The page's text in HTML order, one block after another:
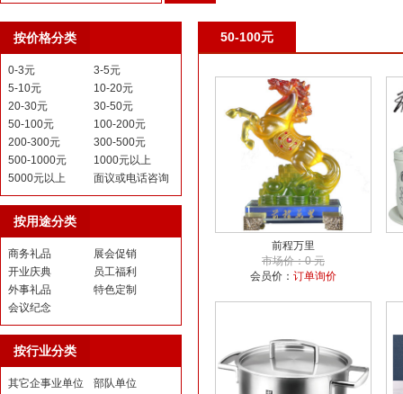
议或电话咨询
按价格分类
0-3元
3-5元
5-10元
10-20元
20-30元
30-50元
50-100元
100-200元
200-300元
300-500元
500-1000元
1000元以上
5000元以上
面议或电话咨询
按用途分类
商务礼品
展会促销
开业庆典
员工福利
外事礼品
特色定制
会议纪念
按行业分类
其它企事业单位
部队单位
50-100元
前程万里
市场价：0 元
会员价： 订单询价